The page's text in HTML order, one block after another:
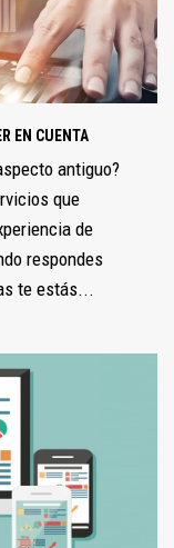
EN CUENTA
antiguo?
que
de
respondes
te estás...